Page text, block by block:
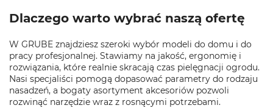
Dlaczego warto wybrać naszą ofertę
W GRUBE znajdziesz szeroki wybór modeli do domu i do
pracy profesjonalnej. Stawiamy na jakość, ergonomię i
rozwiązania, które realnie skracają czas pielęgnacji ogrodu.
Nasi specjaliści pomogą dopasować parametry do rodzaju
nasadzeń, a bogaty asortyment akcesoriów pozwoli
rozwinąć narzędzie wraz z rosnącymi potrzebami.